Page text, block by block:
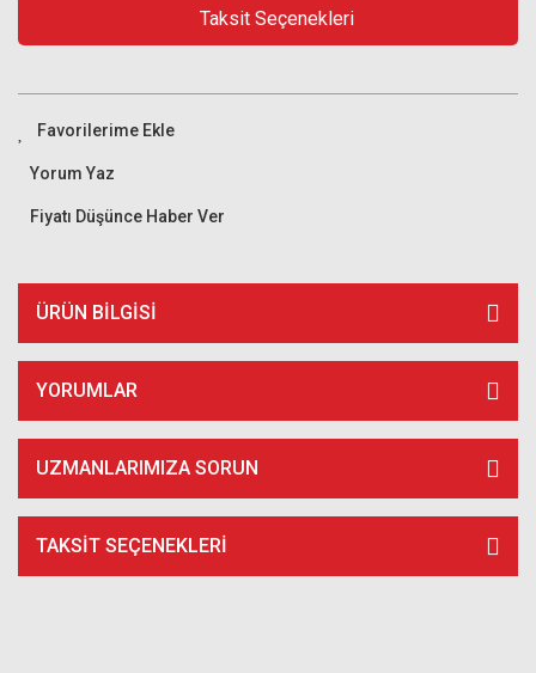
Taksit Seçenekleri
Yorum Yaz
Fiyatı Düşünce Haber Ver
ÜRÜN BILGISI
YORUMLAR
UZMANLARIMIZA SORUN
TAKSIT SEÇENEKLERI